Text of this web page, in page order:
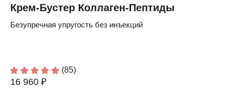
Крем-Бустер Коллаген-Пептиды
Безупречная упругость без инъекций
(85)
16 960 ₽